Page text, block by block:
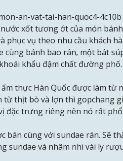
xốt tương ớt của món
phục vụ theo nhu cầu khách
cùng bánh bao rán, một bát
khẩu đậm chất đường phố.
thực Hàn Quốc được làm từ
từ thịt bò và lợn thì gopchang
đặc trưng riêng nên nó rất
bán cùng với sundae rán. Sẽ
sundae và nhâm nhi vài ly